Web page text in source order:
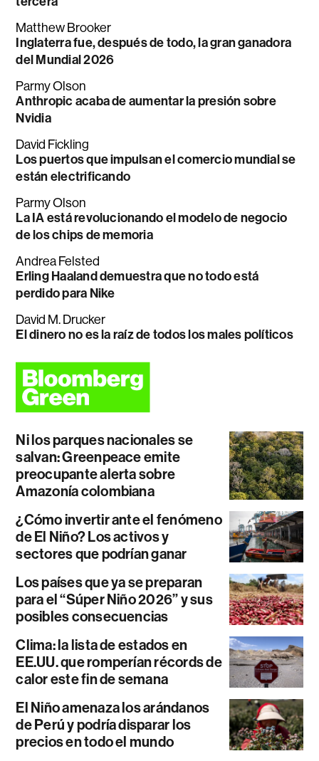
Matthew Brooker
Inglaterra fue, después de todo, la gran ganadora
del Mundial 2026
Parmy Olson
Anthropic acaba de aumentar la presión sobre
Nvidia
David Fickling
Los puertos que impulsan el comercio mundial se
están electrificando
Parmy Olson
La IA está revolucionando el modelo de negocio
de los chips de memoria
Andrea Felsted
Erling Haaland demuestra que no todo está
perdido para Nike
David M. Drucker
El dinero no es la raíz de todos los males políticos
Ni los parques nacionales se
salvan: Greenpeace emite
preocupante alerta sobre
Amazonía colombiana
¿Cómo invertir ante el fenómeno
de El Niño? Los activos y
sectores que podrían ganar
Los países que ya se preparan
para el “Súper Niño 2026” y sus
posibles consecuencias
Clima: la lista de estados en
EE.UU. que romperían récords de
calor este fin de semana
El Niño amenaza los arándanos
de Perú y podría disparar los
precios en todo el mundo